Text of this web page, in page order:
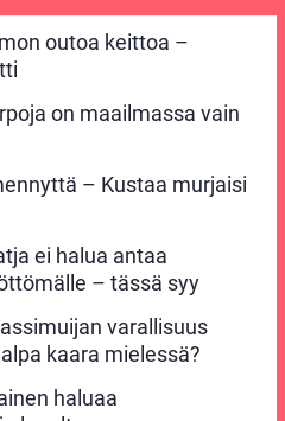
outoa keittoa –
on maailmassa vain
– Kustaa murjaisi
ei halua antaa
– tässä syy
varallisuus
kaara mielessä?
haluaa